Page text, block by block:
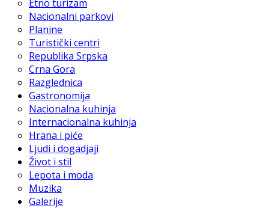
Etno turizam
Nacionalni parkovi
Planine
Turistički centri
Republika Srpska
Crna Gora
Razglednica
Gastronomija
Nacionalna kuhinja
Internacionalna kuhinja
Hrana i piće
Ljudi i dogadjaji
Život i stil
Lepota i moda
Muzika
Galerije